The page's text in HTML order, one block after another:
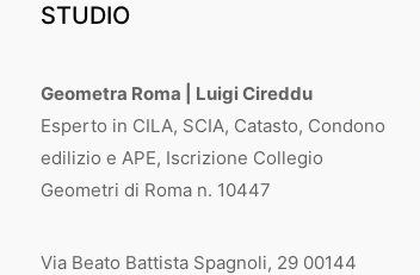
STUDIO
Geometra Roma | Luigi Cireddu
Esperto in CILA, SCIA, Catasto, Condono
edilizio e APE, Iscrizione Collegio
Geometri di Roma n. 10447
Via Beato Battista Spagnoli, 29 00144